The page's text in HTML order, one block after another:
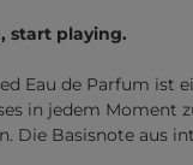
start playing.
Eau de Parfum ist
in jedem Moment
Die Basisnote aus